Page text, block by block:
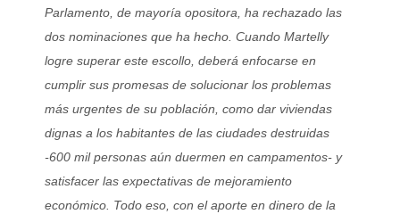
Parlamento, de mayoría opositora, ha rechazado las
dos nominaciones que ha hecho. Cuando Martelly
logre superar este escollo, deberá enfocarse en
cumplir sus promesas de solucionar los problemas
más urgentes de su población, como dar viviendas
dignas a los habitantes de las ciudades destruidas
-600 mil personas aún duermen en campamentos- y
satisfacer las expectativas de mejoramiento
económico. Todo eso, con el aporte en dinero de la